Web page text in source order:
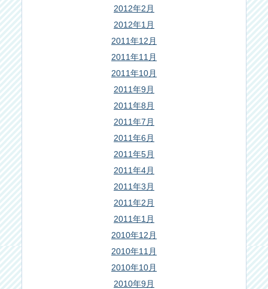
2012年2月
2012年1月
2011年12月
2011年11月
2011年10月
2011年9月
2011年8月
2011年7月
2011年6月
2011年5月
2011年4月
2011年3月
2011年2月
2011年1月
2010年12月
2010年11月
2010年10月
2010年9月